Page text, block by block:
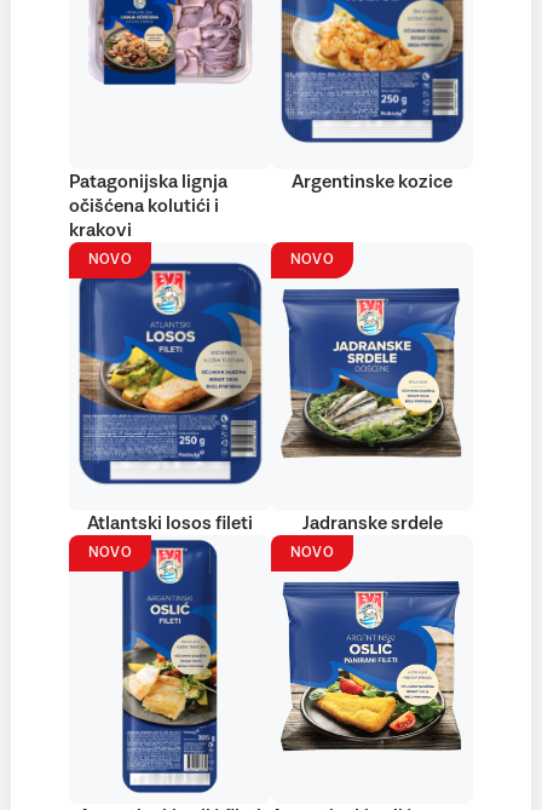
Patagonijska lignja
očišćena kolutići i
krakovi
Argentinske kozice
NOVO
Atlantski losos fileti
NOVO
Jadranske srdele
NOVO NOVO